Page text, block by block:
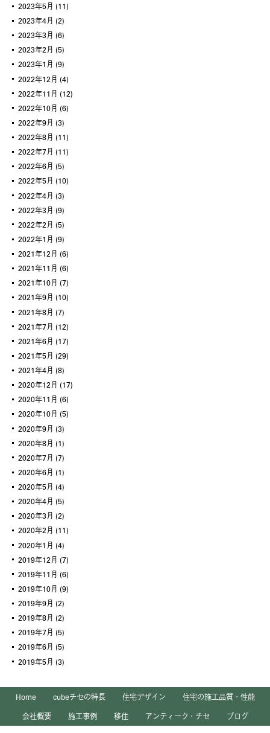
2023年5月 (11)
2023年4月 (2)
2023年3月 (6)
2023年2月 (5)
2023年1月 (9)
2022年12月 (4)
2022年11月 (12)
2022年10月 (6)
2022年9月 (3)
2022年8月 (11)
2022年7月 (11)
2022年6月 (5)
2022年5月 (10)
2022年4月 (3)
2022年3月 (9)
2022年2月 (5)
2022年1月 (9)
2021年12月 (6)
2021年11月 (6)
2021年10月 (7)
2021年9月 (10)
2021年8月 (7)
2021年7月 (12)
2021年6月 (17)
2021年5月 (29)
2021年4月 (8)
2020年12月 (17)
2020年11月 (6)
2020年10月 (5)
2020年9月 (3)
2020年8月 (1)
2020年7月 (7)
2020年6月 (1)
2020年5月 (4)
2020年4月 (5)
2020年3月 (2)
2020年2月 (11)
2020年1月 (4)
2019年12月 (7)
2019年11月 (6)
2019年10月 (9)
2019年9月 (2)
2019年8月 (2)
2019年7月 (5)
2019年6月 (5)
2019年5月 (3)
Home cubeチセの特長 住宅デザイン
住宅の施工品質・性能
会社概要
施工事例 移住 アンティーク・チセ ブログ